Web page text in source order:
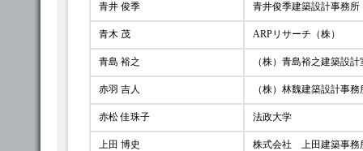
青井 俊季 青井俊季建築設計事務所
青木 茂 ARPリサーチ（株）
青島 裕之 （株）青島裕之建築設
赤羽 吉人 （株）林魏建築設計事
赤松 佳珠子 法政大学
上田 博史 株式会社 上田建築事